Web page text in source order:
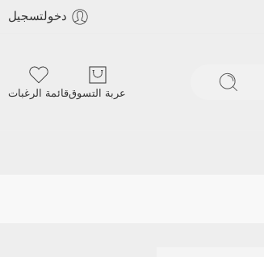
دخولتسجيل
عربة التسوققائمة الرغبات